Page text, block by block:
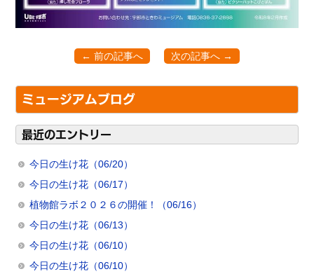
← 前の記事へ 次の記事へ →
ミュージアムブログ
最近のエントリー
今日の生け花（06/20）
今日の生け花（06/17）
植物館ラボ２０２６の開催！（06/16）
今日の生け花（06/13）
今日の生け花（06/10）
今日の生け花（06/10）